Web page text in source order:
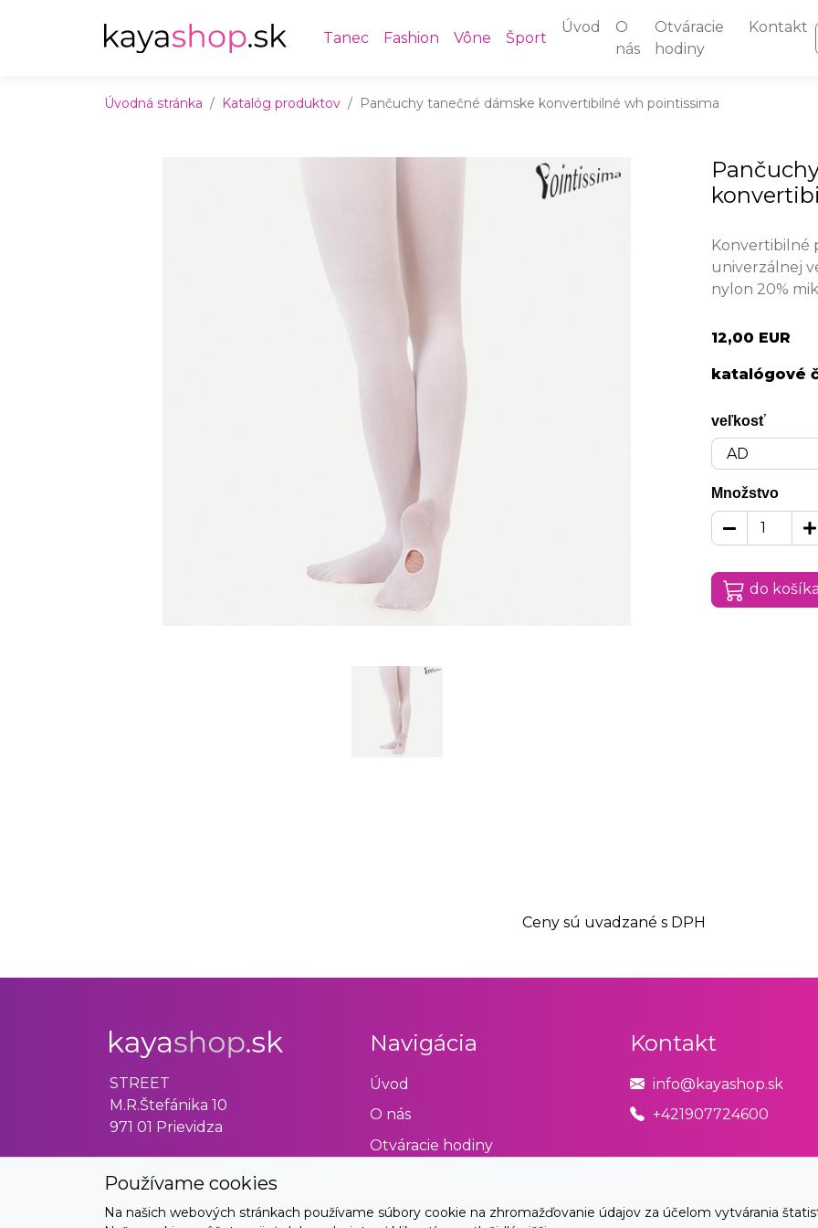
Tanec
Fashion Vône Šport
Úvod
O
nás
Otváracie
hodiny
Kontakt
Úvodná stránka Katalóg produktov Pančuchy tanečné dámske konvertibilné wh pointissima
Konvertibilné
univerzálnej
nylon 20%
12,00 EUR
katalógové
veľkosť
Množstvo
do
Ceny sú uvadzané s DPH
Používame cookies
Na našich webových stránkach používame súbory cookie na zhromažďovanie údajov za účelom vytvárania
STREET
M.R.Štefánika 10
971 01 Prievidza
Navigácia
Úvod
O nás
Otváracie hodiny
Odstúpiť od zmluvy tu
Kontakt
info@kayashop.sk
+421907724600